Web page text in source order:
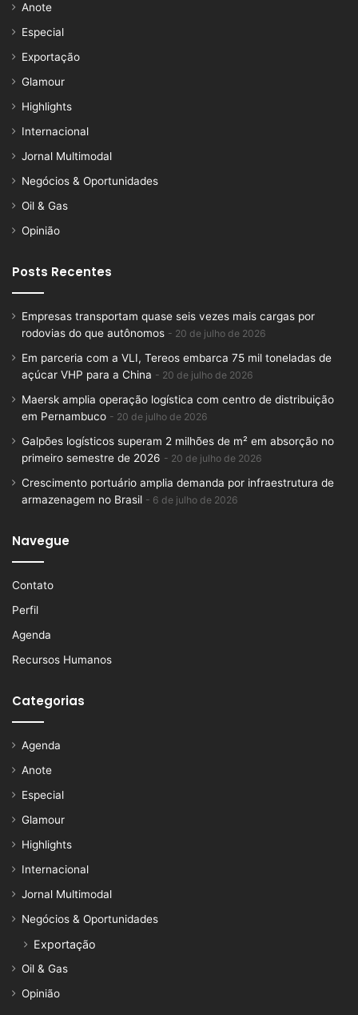
Anote
Especial
Exportação
Glamour
Highlights
Internacional
Jornal Multimodal
Negócios & Oportunidades
Oil & Gas
Opinião
Posts Recentes
Empresas transportam quase seis vezes mais cargas por
rodovias do que autônomos
20 de julho de 2026
Em parceria com a VLI, Tereos embarca 75 mil toneladas de
açúcar VHP para a China
20 de julho de 2026
Maersk amplia operação logística com centro de distribuição
em Pernambuco
20 de julho de 2026
Galpões logísticos superam 2 milhões de m² em absorção no
primeiro semestre de 2026
20 de julho de 2026
Crescimento portuário amplia demanda por infraestrutura de
armazenagem no Brasil
6 de julho de 2026
Navegue
Contato
Perfil
Agenda
Recursos Humanos
Categorias
Agenda
Anote
Especial
Glamour
Highlights
Internacional
Jornal Multimodal
Negócios & Oportunidades
Exportação
Oil & Gas
Opinião